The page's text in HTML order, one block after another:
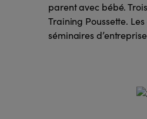
parent avec bébé.
Training Poussette.
séminaires